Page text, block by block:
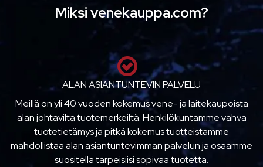
Miksi venekauppa.com?
ALAN ASIANTUNTEVIN PALVELU
Meillä on yli 40 vuoden kokemus vene- ja laitekaupoista
alan johtavilta tuotemerkeiltä. Henkilökuntamme vahva
tuotetietämys ja pitkä kokemus tuotteistamme
mahdollistaa alan asiantuntevimman palvelun ja osaamme
suositella tarpeisiisi sopivaa tuotetta.